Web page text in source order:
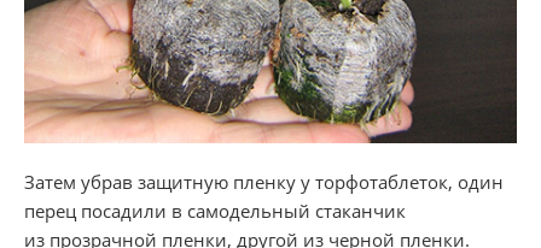
Затем убрав защитную пленку у торфотаблеток, один
перец посадили в самодельный стаканчик
из прозрачной пленки, другой из черной пленки.